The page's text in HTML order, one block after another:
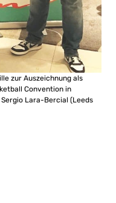
zur Auszeichnung als
Convention in
Lara-Bercial (Leeds